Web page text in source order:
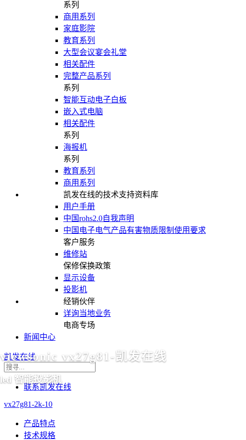
系列
商用系列
家庭影院
教育系列
大型会议宴会礼堂
相关配件
完整产品系列
系列
智能互动电子白板
嵌入式电脑
相关配件
系列
海报机
系列
教育系列
商用系列
viewsonic vx27g81-凯发在线
led 智能投影机
凯发在线的技术支持资料库
用户手册
中国rohs2.0自我声明
中国电子电气产品有害物质限制使用要求
客户服务
维修站
保修保换政策
显示设备
投影机
经销伙伴
详询当地业务
电商专场
新闻中心
凯发在线
联系凯发在线
vx27g81-2k-10
产品特点
技术规格